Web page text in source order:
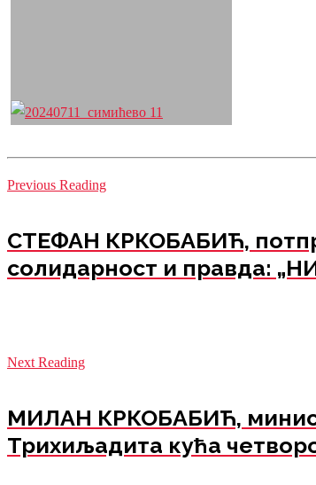
Previous Reading
СТЕФАН КРКОБАБИЋ,
солидарност и правда:
Next Reading
МИЛАН КРКОБАБИЋ,
Трихиљадита кућа